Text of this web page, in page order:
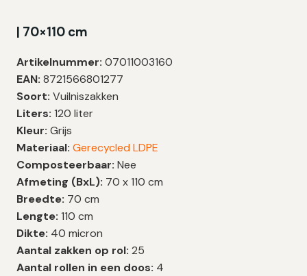
| 70×110 cm
Artikelnummer: 07011003160
EAN: 8721566801277
Soort: Vuilniszakken
Liters: 120 liter
Kleur: Grijs
Materiaal: Gerecycled LDPE
Composteerbaar: Nee
Afmeting (BxL): 70 x 110 cm
Breedte: 70 cm
Lengte: 110 cm
Dikte: 40 micron
Aantal zakken op rol: 25
Aantal rollen in een doos: 4